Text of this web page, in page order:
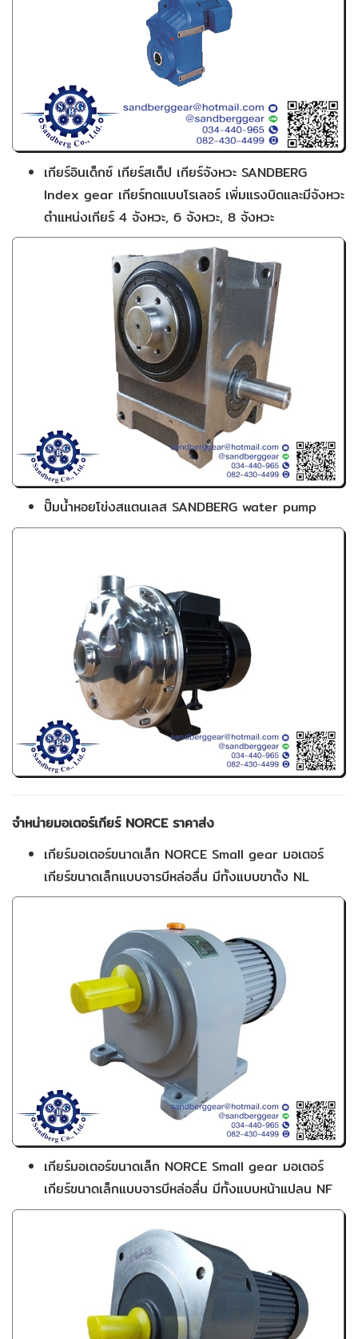
เกียร์อินเด็กซ์ เกียร์สเต็ป เกียร์จังหวะ SANDBERG
Index gear เกียร์ทดแบบโรเลอร์ เพิ่มแรงบิดและมีจังหวะ
ตำแหน่งเกียร์ 4 จังหวะ, 6 จังหวะ, 8 จังหวะ
ปั๊มน้ำหอยโข่งสแตนเลส SANDBERG water pump
จำหน่ายมอเตอร์เกียร์ NORCE ราคาส่ง
เกียร์มอเตอร์ขนาดเล็ก NORCE Small gear มอเตอร์
เกียร์ขนาดเล็กแบบจารบีหล่อลื่น มีทั้งแบบขาตั้ง NL
เกียร์มอเตอร์ขนาดเล็ก NORCE Small gear มอเตอร์
เกียร์ขนาดเล็กแบบจารบีหล่อลื่น มีทั้งแบบหน้าแปลน NF